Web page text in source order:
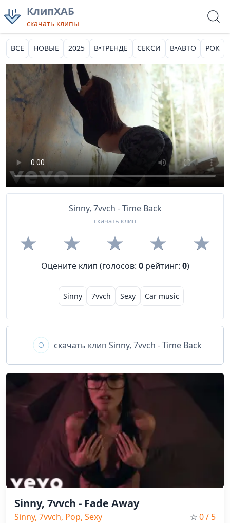
КлипХАБ
скачать клипы
ВСЕ НОВЫЕ 2025 В•ТРЕНДЕ СЕКСИ В•АВТО РОК
Sinny, 7vvch - Time Back
скачать клип
Оцените клип (голосов: 0 рейтинг: 0)
Sinny 7vvch Sexy Car music
скачать клип Sinny, 7vvch - Time Back
Sinny, 7vvch - Fade Away
Sinny, 7vvch, Pop, Sexy ☆ 0/ 5